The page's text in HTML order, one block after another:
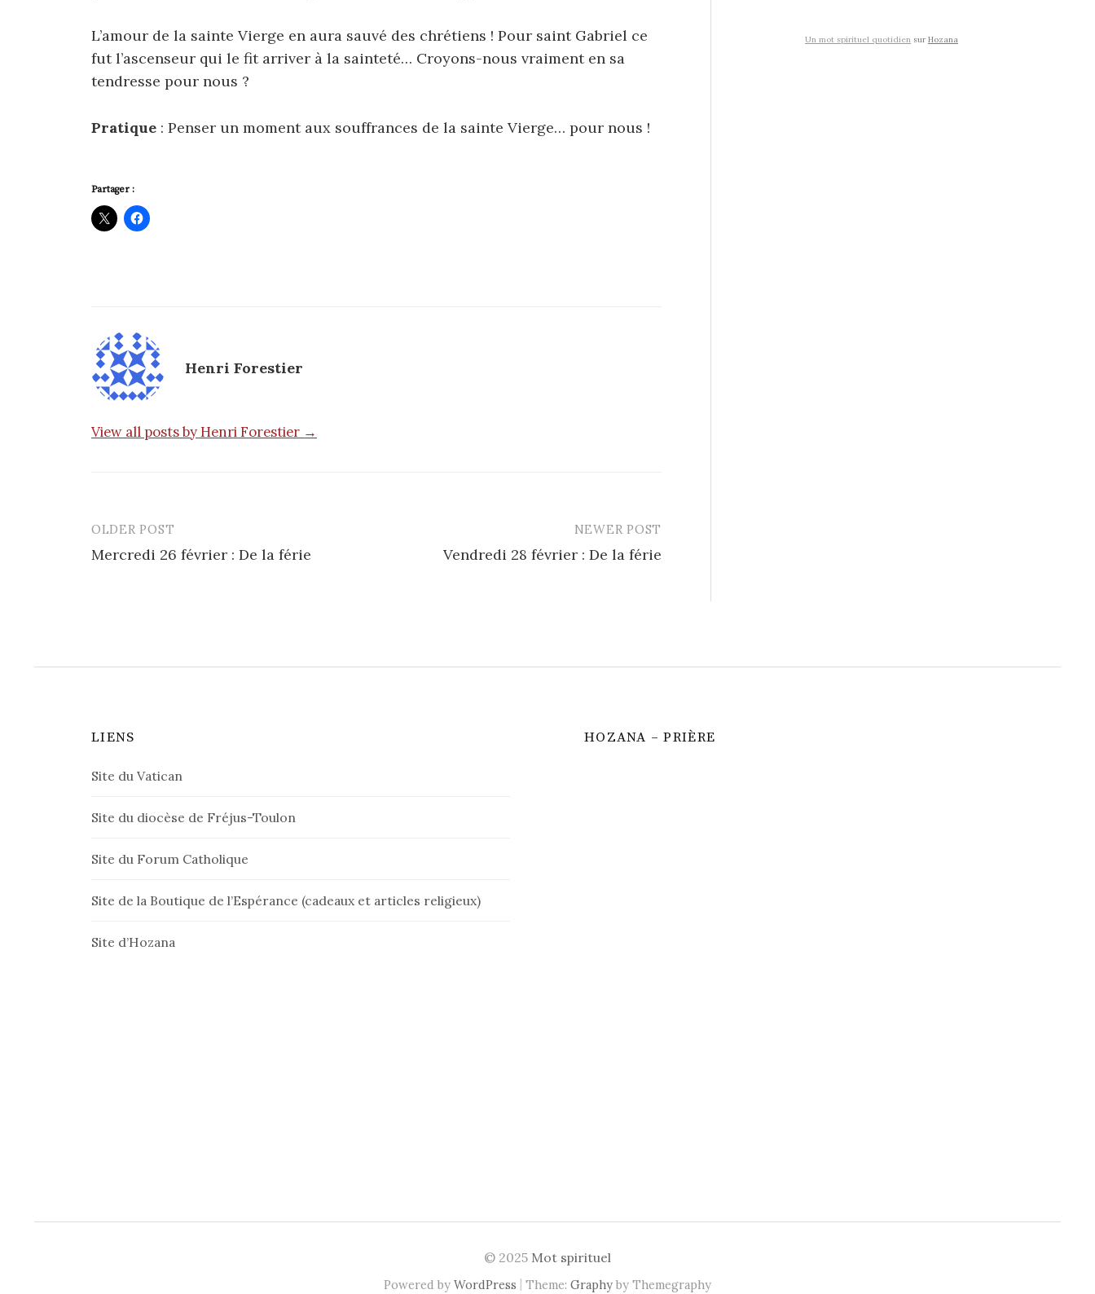
L’amour de la sainte Vierge en aura sauvé des chrétiens ! Pour saint Gabriel ce
fut l’ascenseur qui le fit arriver à la sainteté… Croyons-nous vraiment en sa
tendresse pour nous ?
Pratique : Penser un moment aux souffrances de la sainte Vierge… pour nous !
Partager :
Henri Forestier
View all posts by Henri Forestier →
Post
navigation
OLDER POST
Mercredi 26 février : De la férie
NEWER POST
Vendredi 28 février : De la férie
Un mot spirituel quotidien surHozana
LIENS
Site du Vatican
Site du diocèse de Fréjus-Toulon
Site du Forum Catholique
Site de la Boutique de l’Espérance (cadeaux et articles religieux)
Site d’Hozana
HOZANA – PRIÈRE
© 2025 Mot spirituel
Powered by WordPress | Theme: Graphy by Themegraphy